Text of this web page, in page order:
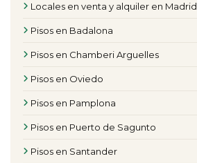
Locales en venta y alquiler en Madrid
Pisos en Badalona
Pisos en Chamberi Arguelles
Pisos en Oviedo
Pisos en Pamplona
Pisos en Puerto de Sagunto
Pisos en Santander